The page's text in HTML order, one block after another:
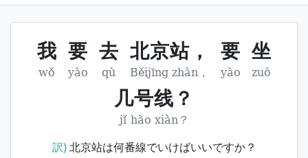
我 要 去 北京站， 要 坐
wǒ yào qù Běijīng zhàn， yào zuò
几号线？
jǐ hào xiàn？
訳)北京站は何番線でいけばいいですか？